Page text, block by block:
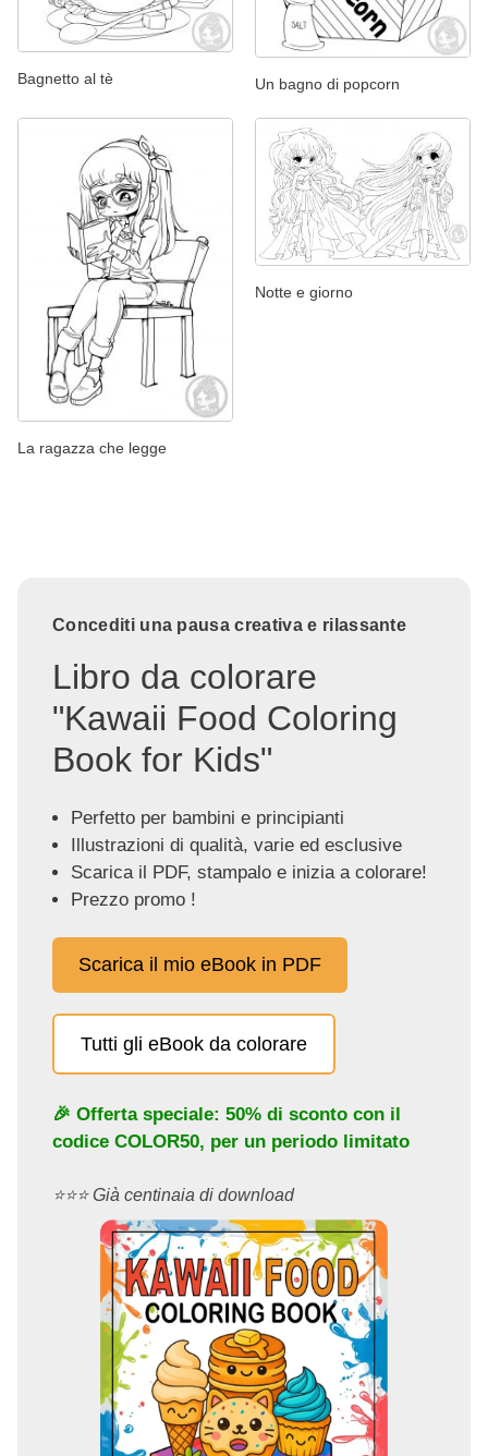
Bagnetto al tè Un bagno di popcorn
La ragazza che legge
Notte e giorno
Concediti una pausa creativa e rilassante
Libro da colorare
"Kawaii Food Coloring
Book for Kids"
Perfetto per bambini e principianti
Illustrazioni di qualità, varie ed esclusive
Scarica il PDF, stampalo e inizia a colorare!
Prezzo promo !
Scarica il mio eBook in PDF
Tutti gli eBook da colorare
🎉 Offerta speciale: 50% di sconto con il
codice COLOR50, per un periodo limitato
⭐️⭐️⭐️ Già centinaia di download